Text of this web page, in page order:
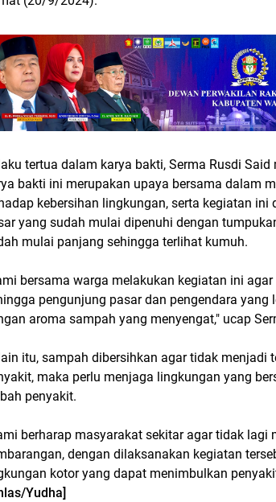
tertua dalam karya bakti, Serma Rusdi
bakti ini merupakan upaya bersama dalam
kebersihan lingkungan, serta kegiatan ini
yang sudah mulai dipenuhi dengan
mulai panjang sehingga terlihat kumuh.
bersama warga melakukan kegiatan ini
pengunjung pasar dan pengendara yang
aroma sampah yang menyengat," ucap
itu, sampah dibersihkan agar tidak menjadi
maka perlu menjaga lingkungan yang
penyakit.
berharap masyarakat sekitar agar tidak lagi
dengan dilaksanakan kegiatan
kotor yang dapat menimbulkan
Yudha]